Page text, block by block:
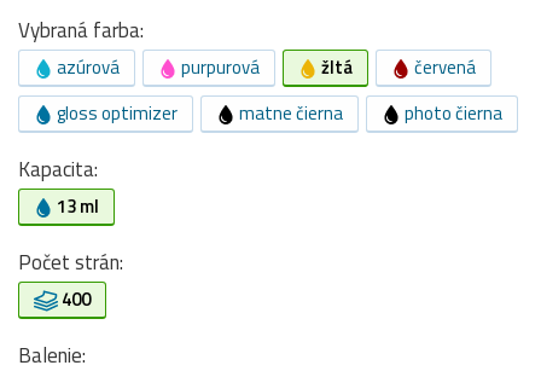
Vybraná farba:
azúrová purpurová žltá
červená
gloss optimizer
matne čierna photo čierna
Kapacita:
13 ml
Počet strán:
400
Balenie: